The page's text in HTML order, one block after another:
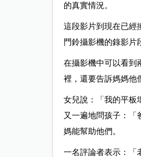
的真實情況。
這段影片到現在已經
門鈴攝影機的錄影片
在攝影機中可以看到
裡，還要告訴媽媽他
女兒說：「我的平板
又一遍地問孩子：「
媽能幫助他們。
一名評論者表示：「